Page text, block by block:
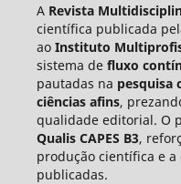
A Revista
científica publicada
ao Instituto
sistema de fluxo
pautadas na pesquisa
ciências afins,
qualidade editorial. O
Qualis CAPES B3,
produção científica e
publicadas.